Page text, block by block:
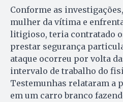
Conforme as
mulher da vítima e
litigioso, teria contratado
prestar segurança
ataque ocorreu por volta
intervalo de trabalho do
Testemunhas relataram a
em um carro branco